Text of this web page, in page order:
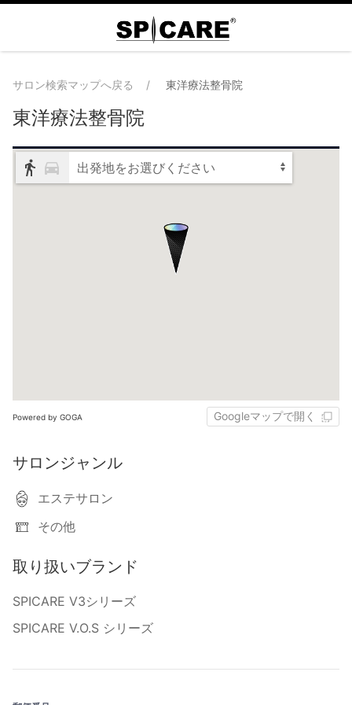
サロン検索マップへ戻る 東洋療法整骨院
東洋療法整骨院
出発地をお選びください
Powered by GOGA Googleマップで開く
サロンジャンル
エステサロン
その他
取り扱いブランド
SPICARE V3シリーズ
SPICARE V.O.S シリーズ